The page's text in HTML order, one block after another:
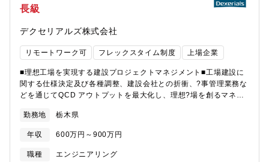
が一層増しています。建築設備設計の役割は広がり続けており、
にも重要な鍵を握る存在となっています。私たちは、こうした要
求に確実に応えるため、ご経験を活かしていただける建築設備エ
ンジニアを募集しています。【組織構成】エンジニアリング事業
設技術室 土木建築チーム室長＋13名（土木建築チームと機器据
付チームの2チーム制）現在、2名の建築設備エンジニアが在籍
【キャリアパス】1. 入社後の役割と担当業務入社後は、国内外の
建設プロジェクトに参画し、経験豊富な建築設備エンジニアの指
を習得していただきます。専門知識やスキルを活かし、プロジェ
験を積むことが可能です。2. 成長機会とスキルアップ同社では、
長級
デクセリアルズ株式会社
リモートワーク可 フレックスタイム制度 上場企業
■理想工場を実現する建設プロジェクトマネジメント■工場建設に
関する仕様決定及び各種調整、建設会社との折衝、?事管理業務な
どを通じてQCD アウトプットを最大化し、理想?場を創るマネジ
支える、総合エネルギー企画■施設・エネルギーに関して、CNへ
の対応、エネルギーコストの抑制、そして事業継続性（BCP）の
強化という3つの視点を軸に、工場全体のエネルギー利用に関する
中長期的な最適化を図る戦略を立案し、実行していただきます。
勤務地 栃木県
年収 600万円～900万円
職種
エンジニアリング